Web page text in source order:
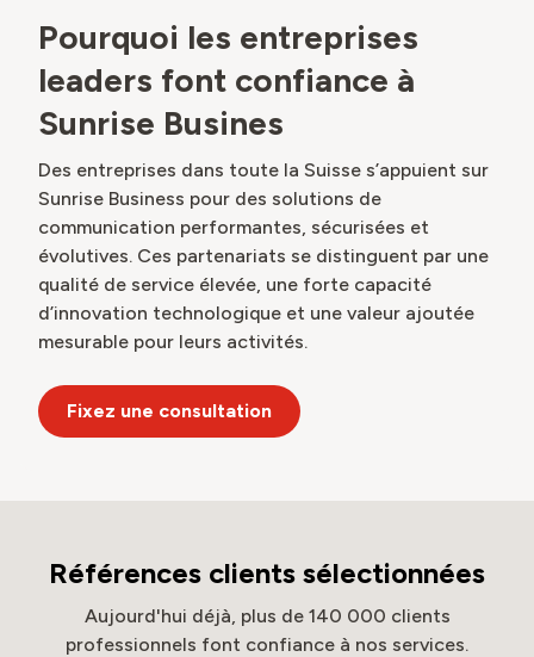
Pourquoi les entreprises
leaders font confiance à
Sunrise Busines
Des entreprises dans toute la Suisse s’appuient sur
Sunrise Business pour des solutions de
communication performantes, sécurisées et
évolutives. Ces partenariats se distinguent par une
qualité de service élevée, une forte capacité
d’innovation technologique et une valeur ajoutée
mesurable pour leurs activités.
Fixez une consultation
Références clients sélectionnées
Aujourd'hui déjà, plus de 140 000 clients
professionnels font confiance à nos services.